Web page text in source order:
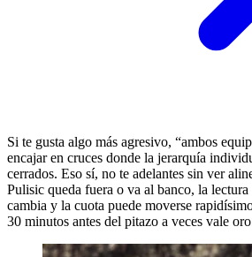
Si te gusta algo más agresivo, “ambos
encajar en cruces donde la jerarquía
cerrados. Eso sí, no te adelantes sin ver
Pulisic queda fuera o va al banco, la
cambia y la cuota puede moverse
30 minutos antes del pitazo a veces vale